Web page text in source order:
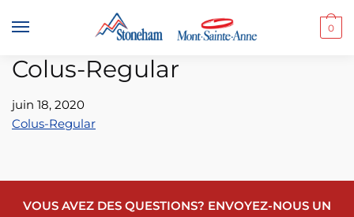
0
Colus-Regular
juin 18, 2020
Colus-Regular
VOUS AVEZ DES QUESTIONS? ENVOYEZ-NOUS UN